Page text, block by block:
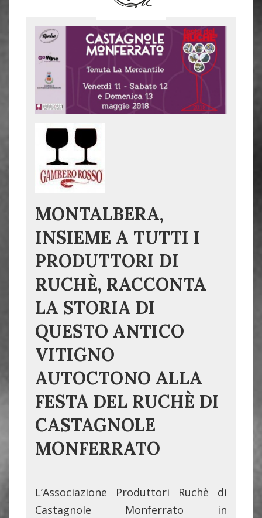
MONTALBERA,
INSIEME A TUTTI I
PRODUTTORI DI
RUCHÈ, RACCONTA
LA STORIA DI
QUESTO ANTICO
VITIGNO
AUTOCTONO ALLA
FESTA DEL RUCHÈ DI
CASTAGNOLE
MONFERRATO
L’Associazione Produttori Ruchè di
Castagnole Monferrato in